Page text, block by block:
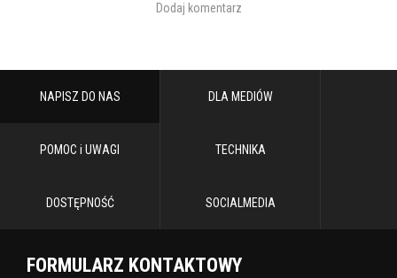
Dodaj komentarz
NAPISZ DO NAS DLA MEDIÓW
POMOC i UWAGI TECHNIKA
DOSTĘPNOŚĆ SOCIALMEDIA
FORMULARZ KONTAKTOWY